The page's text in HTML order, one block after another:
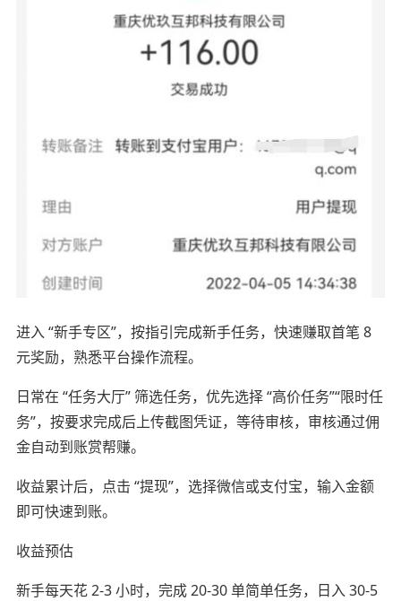
进入 “新手专区”，按指引完成新手任务，快速赚取首笔 8
元奖励，熟悉平台操作流程。
日常在 “任务大厅” 筛选任务，优先选择 “高价任务”“限时任
务”，按要求完成后上传截图凭证，等待审核，审核通过佣
金自动到账赏帮赚。
收益累计后，点击 “提现”，选择微信或支付宝，输入金额
即可快速到账。
收益预估
新手每天花 2-3 小时，完成 20-30 单简单任务，日入 30-5